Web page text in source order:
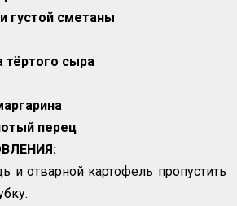
густой сметаны
тёртого сыра
перец
и отварной картофель пропустить